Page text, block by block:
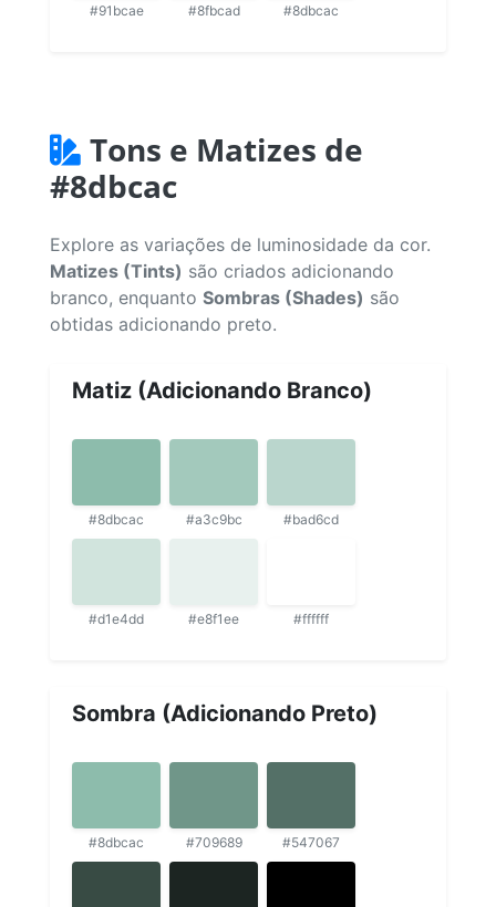
#91bcae #8fbcad #8dbcac
Tons e Matizes de
#8dbcac
Explore as variações de luminosidade da cor.
Matizes (Tints) são criados adicionando
branco, enquanto Sombras (Shades) são
obtidas adicionando preto.
Matiz (Adicionando Branco)
#8dbcac #a3c9bc #bad6cd
#d1e4dd #e8f1ee #ffffff
Sombra (Adicionando Preto)
#8dbcac #709689 #547067